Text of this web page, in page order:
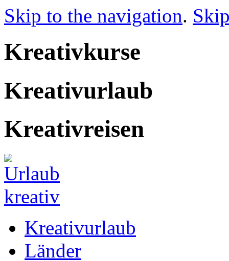
Skip to the navigation.
Kreativkurse
Kreativurlaub
Kreativreisen
Kreativurlaub
Länder